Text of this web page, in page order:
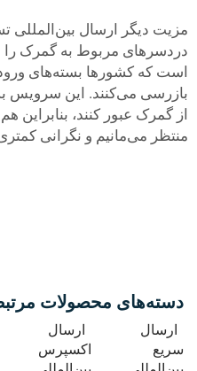
دردسرهای مربوط به گمرک
است که کشورها بسته‌های
بازرسی می‌کنند. این سرویس
از گمرک عبور کنند، بنابراین
منتظر می‌مانیم و نگرانی
دسته‌های محصولات
ارسال
سریع
ارسال
اکسپرس